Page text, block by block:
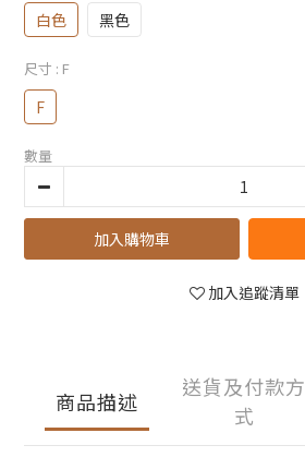
白色 黑色
尺寸 : F
F
數量
加入購物車
加入追蹤清單
商品描述
送貨及付款方
式